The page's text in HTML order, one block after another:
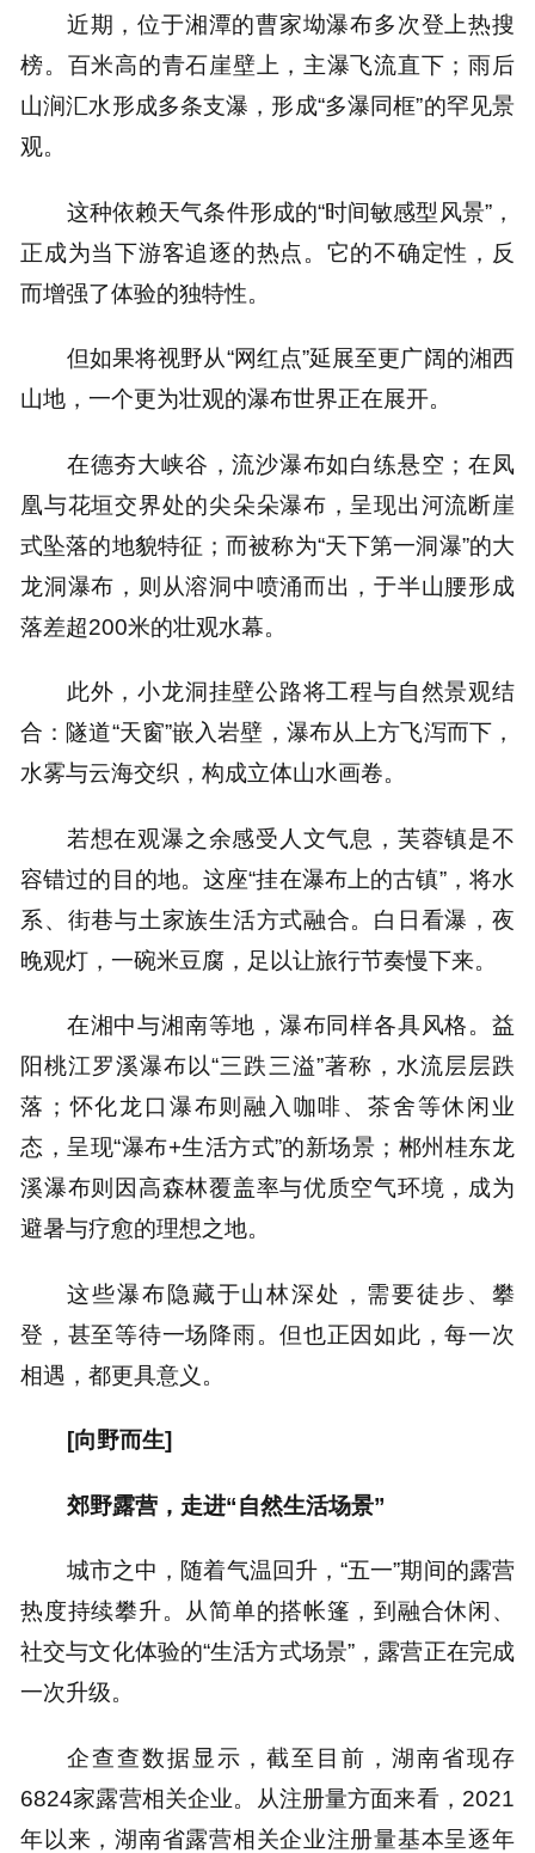
近期，位于湘潭的曹家坳瀑布多次登上热搜
榜。百米高的青石崖壁上，主瀑飞流直下；雨后
山涧汇水形成多条支瀑，形成“多瀑同框”的罕见景
观。
这种依赖天气条件形成的“时间敏感型风景”，
正成为当下游客追逐的热点。它的不确定性，反
而增强了体验的独特性。
但如果将视野从“网红点”延展至更广阔的湘西
山地，一个更为壮观的瀑布世界正在展开。
在德夯大峡谷，流沙瀑布如白练悬空；在凤
凰与花垣交界处的尖朵朵瀑布，呈现出河流断崖
式坠落的地貌特征；而被称为“天下第一洞瀑”的大
龙洞瀑布，则从溶洞中喷涌而出，于半山腰形成
落差超200米的壮观水幕。
此外，小龙洞挂壁公路将工程与自然景观结
合：隧道“天窗”嵌入岩壁，瀑布从上方飞泻而下，
水雾与云海交织，构成立体山水画卷。
若想在观瀑之余感受人文气息，芙蓉镇是不
容错过的目的地。这座“挂在瀑布上的古镇”，将水
系、街巷与土家族生活方式融合。白日看瀑，夜
晚观灯，一碗米豆腐，足以让旅行节奏慢下来。
在湘中与湘南等地，瀑布同样各具风格。益
阳桃江罗溪瀑布以“三跌三溢”著称，水流层层跌
落；怀化龙口瀑布则融入咖啡、茶舍等休闲业
态，呈现“瀑布+生活方式”的新场景；郴州桂东龙
溪瀑布则因高森林覆盖率与优质空气环境，成为
避暑与疗愈的理想之地。
这些瀑布隐藏于山林深处，需要徒步、攀
登，甚至等待一场降雨。但也正因如此，每一次
相遇，都更具意义。
[向野而生]
郊野露营，走进“自然生活场景”
城市之中，随着气温回升，“五一”期间的露营
热度持续攀升。从简单的搭帐篷，到融合休闲、
社交与文化体验的“生活方式场景”，露营正在完成
一次升级。
企查查数据显示，截至目前，湖南省现存
6824家露营相关企业。从注册量方面来看，2021
年以来，湖南省露营相关企业注册量基本呈逐年